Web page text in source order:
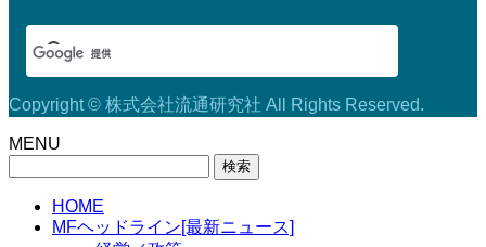
Copyright © 株式会社流通研究社 All Rights Reserved.
MENU
HOME
MFヘッドライン[最新ニュース]